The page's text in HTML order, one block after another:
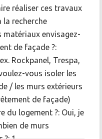
réaliser ces travaux
la recherche
matériaux envisagez-
de façade ?:
Rockpanel, Trespa,
vous isoler les
/ les murs extérieurs
de façade)
du logement ?: Oui, je
de murs